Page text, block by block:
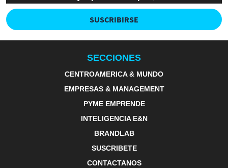
SUSCRIBIRSE
SECCIONES
CENTROAMERICA & MUNDO
EMPRESAS & MANAGEMENT
PYME EMPRENDE
INTELIGENCIA E&N
BRANDLAB
SUSCRIBETE
CONTACTANOS